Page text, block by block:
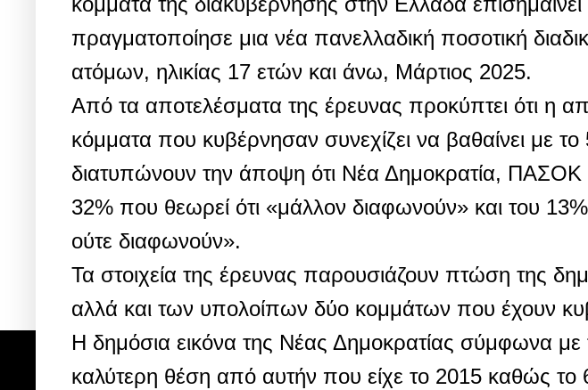
πραγματοποίησε μια νέα πανελλαδική ποσοτική
ατόμων, ηλικίας 17 ετών και άνω, Μάρτιος 2025.
Από τα αποτελέσματα της έρευνας προκύπτει ότι η
κόμματα που κυβέρνησαν συνεχίζει να βαθαίνει με
διατυπώνουν την άποψη ότι Νέα Δημοκρατία, ΠΑΣΟΚ
32% που θεωρεί ότι «μάλλον διαφωνούν» και του
ούτε διαφωνούν».
Τα στοιχεία της έρευνας παρουσιάζουν πτώση της
αλλά και των υπολοίπων δύο κομμάτων που έχουν
Η δημόσια εικόνα της Νέας Δημοκρατίας σύμφωνα με
καλύτερη θέση από αυτήν που είχε το 2015 καθώς το